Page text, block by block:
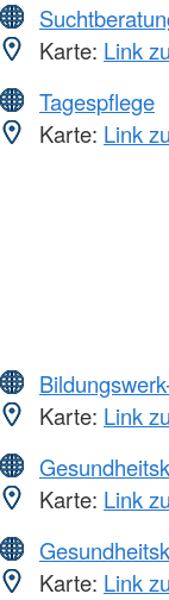
Karte: Link
Tagespflege
Karte: Link
Karte: Link
Karte: Link
Karte: Link